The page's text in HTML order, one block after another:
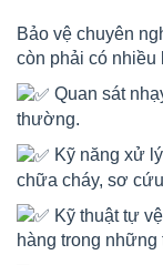
Bảo vệ chuyên
còn phải có nhiều
Quan sát
thường.
Kỹ năng xử
chữa cháy, sơ
Kỹ thuật tự
hàng trong những